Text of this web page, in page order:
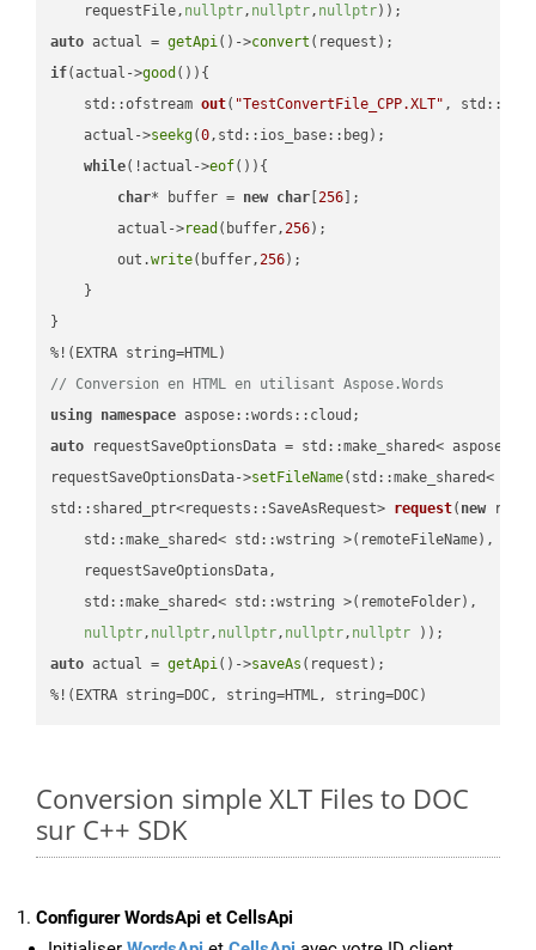
    requestFile,
nullptr, nullptr, nullptr))
auto actual = getApi()->convert
if(actual->good ()){
std::ofstream out( "TestConvertFile_CPP.XLT" ,
    actual->
seekg(0,std::ios_base::beg);
while(!actual->eof()){
char* buffer = new char [256 ];
        actual->
read (buffer,256);
        out.
write(buffer,256);
    }
}
// Conversion en HTML en utilisant Aspose.Words
using namespace
auto requestSaveOptionsData = std::make_shared<
requestSaveOptionsData->setFileName(std::make_shared<
std::shared_ptr<requests::SaveAsRequest> request( new
    std::make_shared< std::wstring >(remoteFileName),
    requestSaveOptionsData,
    std::make_shared< std::wstring >(remoteFolder),
nullptr, nullptr, nullptr, nullptr, nullptr ))
auto actual = getApi()->saveAs (request);
%!(EXTRA string=DOC, string=HTML, string=DOC)
Conversion simple XLT Files to DOC
sur C++ SDK
Configurer WordsApi et CellsApi